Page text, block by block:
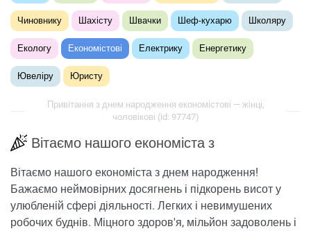
Чиновнику Шахісту Швачки Шеф-кухарю Школяру
Екологу Економістові Електрику Енергетику
Ювеліру Юристу
Привітання з днем ​​народження економістові — жінці,
чоловікові (id: 97747)
Вітаємо нашого економіста з
Вітаємо нашого економіста з днем ​​народження!
Бажаємо неймовірних досягнень і підкорень висот у
улюбленій сфері діяльності. Легких і невимушених
робочих буднів. Міцного здоров'я, мільйон задоволень і